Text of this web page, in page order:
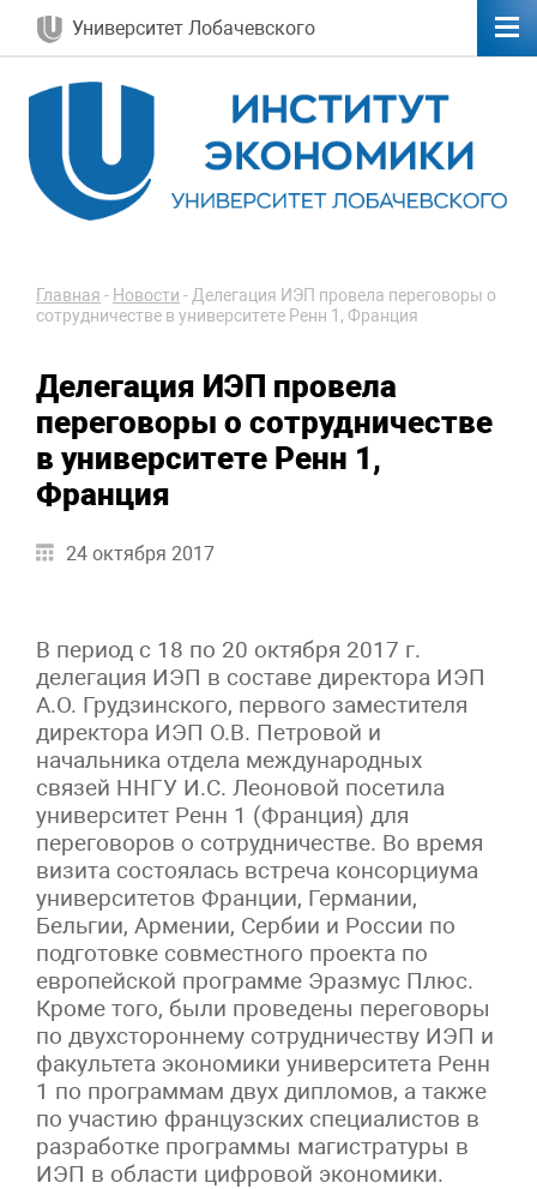
Университет Лобачевского
Главная - Новости -Делегация ИЭП провела переговоры о
сотрудничестве в университете Ренн 1, Франция
Делегация ИЭП провела
переговоры о сотрудничестве
в университете Ренн 1,
Франция
24 октября 2017
В период с 18 по 20 октября 2017 г.
делегация ИЭП в составе директора ИЭП
А.О. Грудзинского, первого заместителя
директора ИЭП О.В. Петровой и
начальника отдела международных
связей ННГУ И.С. Леоновой посетила
университет Ренн 1 (Франция) для
переговоров о сотрудничестве. Во время
визита состоялась встреча консорциума
университетов Франции, Германии,
Бельгии, Армении, Сербии и России по
подготовке совместного проекта по
европейской программе Эразмус Плюс.
Кроме того, были проведены переговоры
по двухстороннему сотрудничеству ИЭП и
факультета экономики университета Ренн
1 по программам двух дипломов, а также
по участию французских специалистов в
разработке программы магистратуры в
ИЭП в области цифровой экономики.